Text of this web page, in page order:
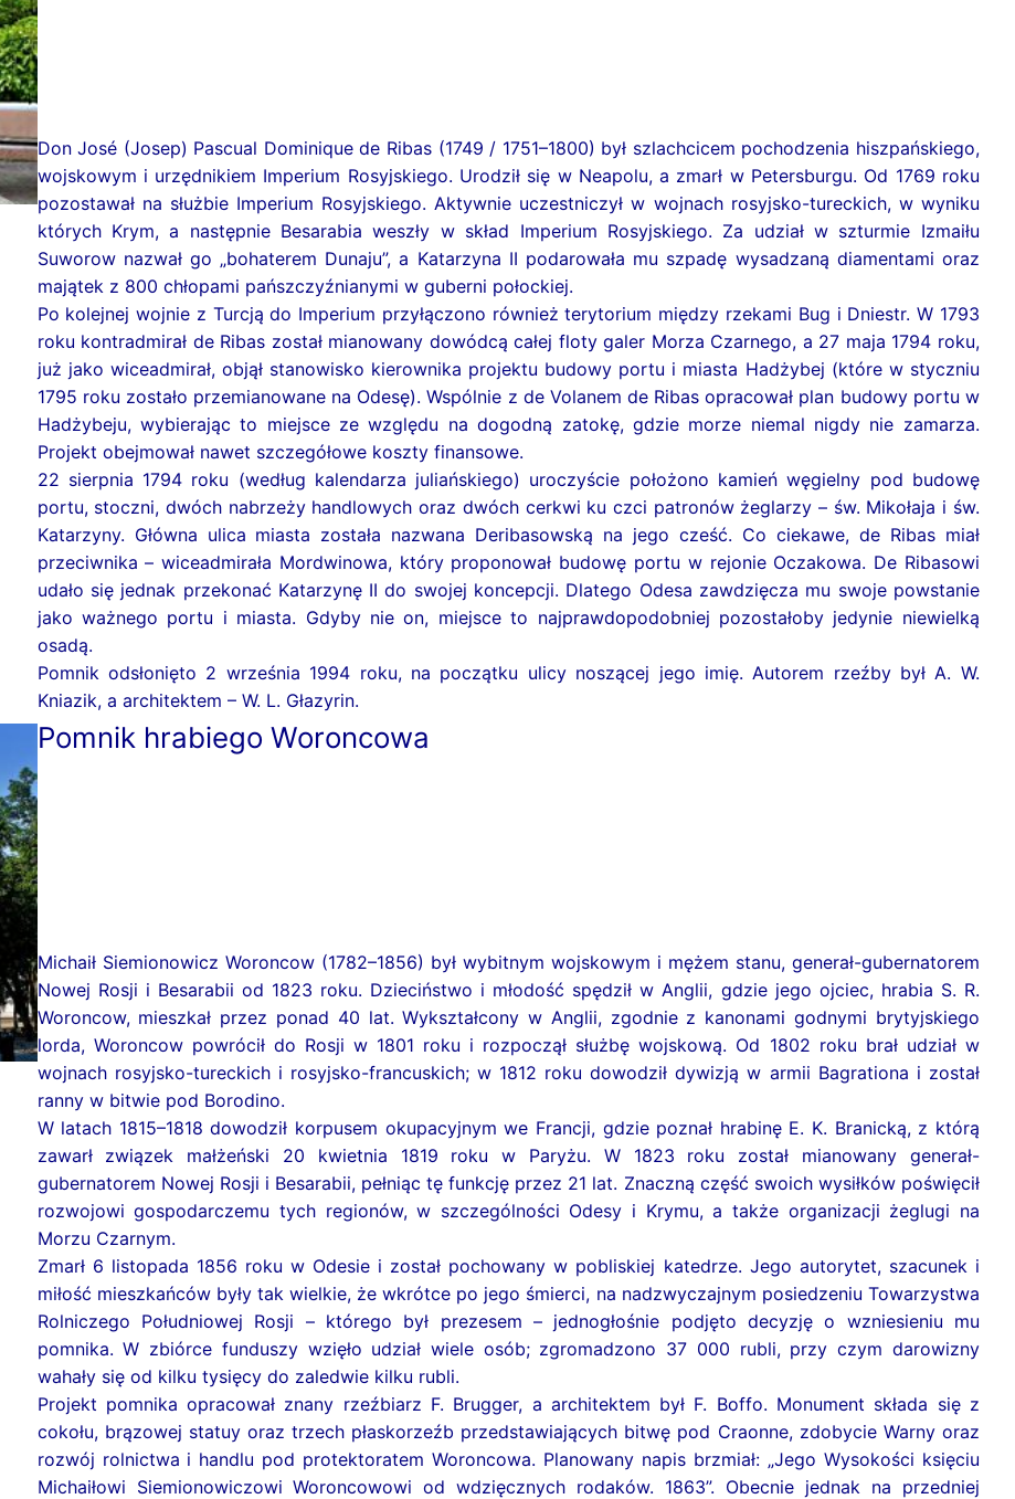
Don José (Josep) Pascual Dominique de Ribas (1749 / 1751–1800) był szlachcicem pochodzenia hiszpańskiego,
wojskowym i urzędnikiem Imperium Rosyjskiego. Urodził się w Neapolu, a zmarł w Petersburgu. Od 1769 roku
pozostawał na służbie Imperium Rosyjskiego. Aktywnie uczestniczył w wojnach rosyjsko-tureckich, w wyniku
których Krym, a następnie Besarabia weszły w skład Imperium Rosyjskiego. Za udział w szturmie Izmaiłu
Suworow nazwał go „bohaterem Dunaju”, a Katarzyna II podarowała mu szpadę wysadzaną diamentami oraz
majątek z 800 chłopami pańszczyźnianymi w guberni połockiej.
Po kolejnej wojnie z Turcją do Imperium przyłączono również terytorium między rzekami Bug i Dniestr. W 1793
roku kontradmirał de Ribas został mianowany dowódcą całej floty galer Morza Czarnego, a 27 maja 1794 roku,
już jako wiceadmirał, objął stanowisko kierownika projektu budowy portu i miasta Hadżybej (które w styczniu
1795 roku zostało przemianowane na Odesę). Wspólnie z de Volanem de Ribas opracował plan budowy portu w
Hadżybeju, wybierając to miejsce ze względu na dogodną zatokę, gdzie morze niemal nigdy nie zamarza.
Projekt obejmował nawet szczegółowe koszty finansowe.
22 sierpnia 1794 roku (według kalendarza juliańskiego) uroczyście położono kamień węgielny pod budowę
portu, stoczni, dwóch nabrzeży handlowych oraz dwóch cerkwi ku czci patronów żeglarzy – św. Mikołaja i św.
Katarzyny. Główna ulica miasta została nazwana Deribasowską na jego cześć. Co ciekawe, de Ribas miał
przeciwnika – wiceadmirała Mordwinowa, który proponował budowę portu w rejonie Oczakowa. De Ribasowi
udało się jednak przekonać Katarzynę II do swojej koncepcji. Dlatego Odesa zawdzięcza mu swoje powstanie
jako ważnego portu i miasta. Gdyby nie on, miejsce to najprawdopodobniej pozostałoby jedynie niewielką
osadą.
Pomnik odsłonięto 2 września 1994 roku, na początku ulicy noszącej jego imię. Autorem rzeźby był A. W.
Kniazik, a architektem – W. L. Głazyrin.
Pomnik hrabiego Woroncowa
Michaił Siemionowicz Woroncow (1782–1856) był wybitnym wojskowym i mężem stanu, generał-gubernatorem
Nowej Rosji i Besarabii od 1823 roku. Dzieciństwo i młodość spędził w Anglii, gdzie jego ojciec, hrabia S. R.
Woroncow, mieszkał przez ponad 40 lat. Wykształcony w Anglii, zgodnie z kanonami godnymi brytyjskiego
lorda, Woroncow powrócił do Rosji w 1801 roku i rozpoczął służbę wojskową. Od 1802 roku brał udział w
wojnach rosyjsko-tureckich i rosyjsko-francuskich; w 1812 roku dowodził dywizją w armii Bagrationa i został
ranny w bitwie pod Borodino.
W latach 1815–1818 dowodził korpusem okupacyjnym we Francji, gdzie poznał hrabinę E. K. Branicką, z którą
zawarł związek małżeński 20 kwietnia 1819 roku w Paryżu. W 1823 roku został mianowany generał-
gubernatorem Nowej Rosji i Besarabii, pełniąc tę funkcję przez 21 lat. Znaczną część swoich wysiłków poświęcił
rozwojowi gospodarczemu tych regionów, w szczególności Odesy i Krymu, a także organizacji żeglugi na
Morzu Czarnym.
Zmarł 6 listopada 1856 roku w Odesie i został pochowany w pobliskiej katedrze. Jego autorytet, szacunek i
miłość mieszkańców były tak wielkie, że wkrótce po jego śmierci, na nadzwyczajnym posiedzeniu Towarzystwa
Rolniczego Południowej Rosji – którego był prezesem – jednogłośnie podjęto decyzję o wzniesieniu mu
pomnika. W zbiórce funduszy wzięło udział wiele osób; zgromadzono 37 000 rubli, przy czym darowizny
wahały się od kilku tysięcy do zaledwie kilku rubli.
Projekt pomnika opracował znany rzeźbiarz F. Brugger, a architektem był F. Boffo. Monument składa się z
cokołu, brązowej statuy oraz trzech płaskorzeźb przedstawiających bitwę pod Craonne, zdobycie Warny oraz
rozwój rolnictwa i handlu pod protektoratem Woroncowa. Planowany napis brzmiał: „Jego Wysokości księciu
Michaiłowi Siemionowiczowi Woroncowowi od wdzięcznych rodaków. 1863”. Obecnie jednak na przedniej